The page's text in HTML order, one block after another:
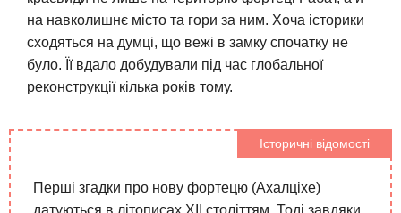
на навколишнє місто та гори за ним. Хоча історики
сходяться на думці, що вежі в замку спочатку не
було. Її вдало добудували під час глобальної
реконструкції кілька років тому.
Історичні відомості
Перші згадки про нову фортецю (Ахалціхе)